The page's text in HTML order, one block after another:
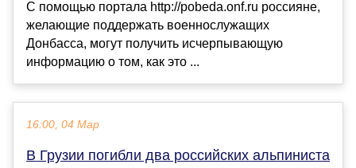
С помощью портала http://pobeda.onf.ru россияне,
желающие поддержать военнослужащих
Донбасса, могут получить исчерпывающую
информацию о том, как это ...
16:00, 04 Мар
В Грузии погибли два российских альпиниста